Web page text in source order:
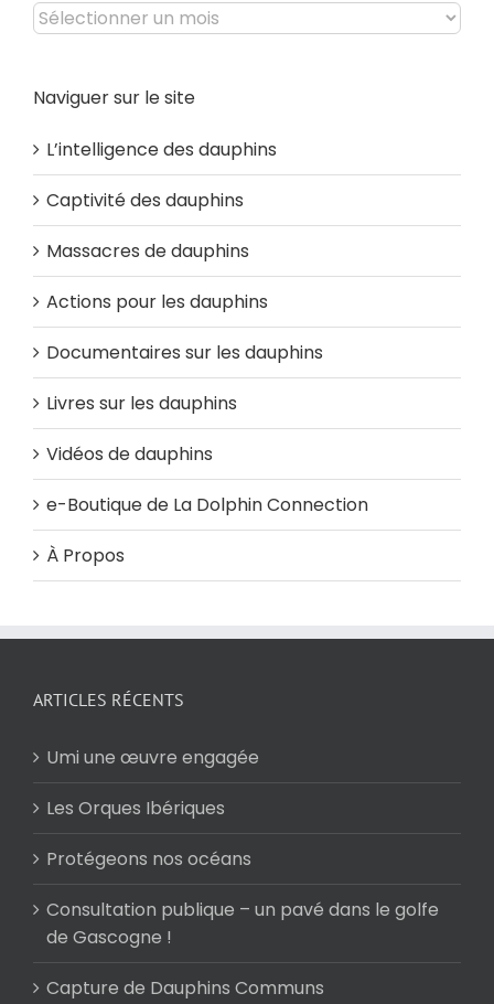
Archives
Naviguer sur le site
L’intelligence des dauphins
Captivité des dauphins
Massacres de dauphins
Actions pour les dauphins
Documentaires sur les dauphins
Livres sur les dauphins
Vidéos de dauphins
e-Boutique de La Dolphin Connection
À Propos
ARTICLES RÉCENTS
Umi une œuvre engagée
Les Orques Ibériques
Protégeons nos océans
Consultation publique – un pavé dans le golfe
de Gascogne !
Capture de Dauphins Communs